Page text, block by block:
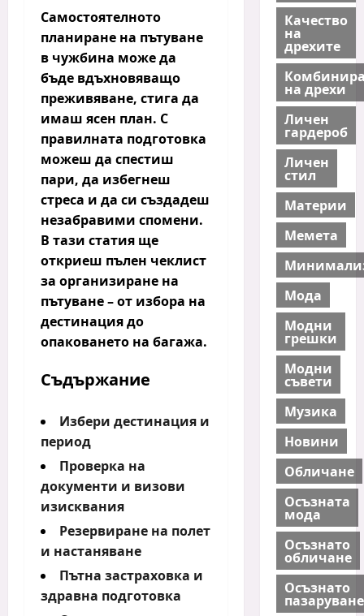
Самостоятелното
планиране на пътуване
в чужбина може да
бъде вдъхновяващо
преживяване, стига да
имаш ясен план. С
правилната подготовка
можеш да спестиш
пари, да избегнеш
стреса и да си създадеш
незабравими спомени.
В тази статия ще
откриеш пълен чеклист
за организиране на
пътуване– от избора на
дестинация до
опаковането на багажа.
Съдържание
Избери дестинация и
период
Проверка на
документи и визови
изисквания
Резервиране на полет
и настаняване
Пътна застраховка и
здравна подготовка
Качество
на
дрехите
на дрехи
Личен
гардероб
Личен
стил
Материи
Мемета
Мода
Модни
грешки
Модни
съвети
Музика
Новини
Обличане
Осъзната
мода
Осъзнато
обличане
Осъзнато
пазаруване